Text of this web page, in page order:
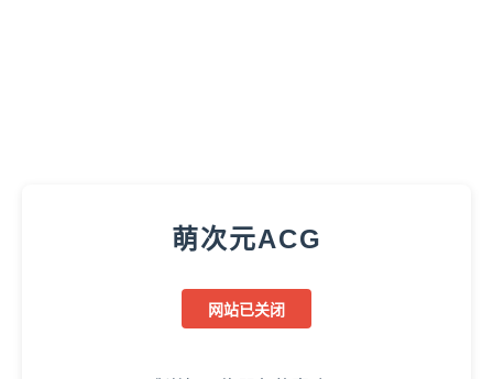
萌次元ACG
网站已关闭